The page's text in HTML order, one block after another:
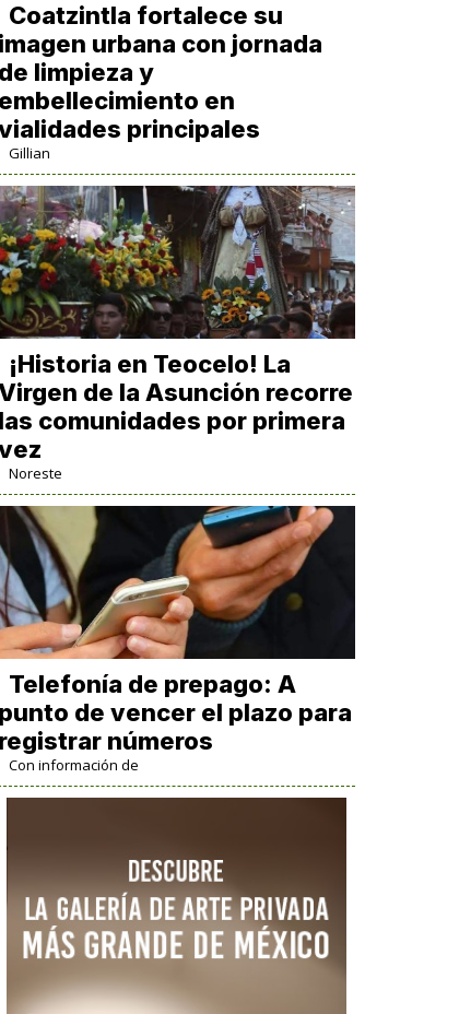
Coatzintla fortalece su
imagen urbana con jornada
de limpieza y
embellecimiento en
principales
Gillian
​¡Historia en Teocelo! La
de la Asunción recorre
las comunidades por primera
Noreste
Telefonía de prepago: A
punto de vencer el plazo para
registrar números
Con información de